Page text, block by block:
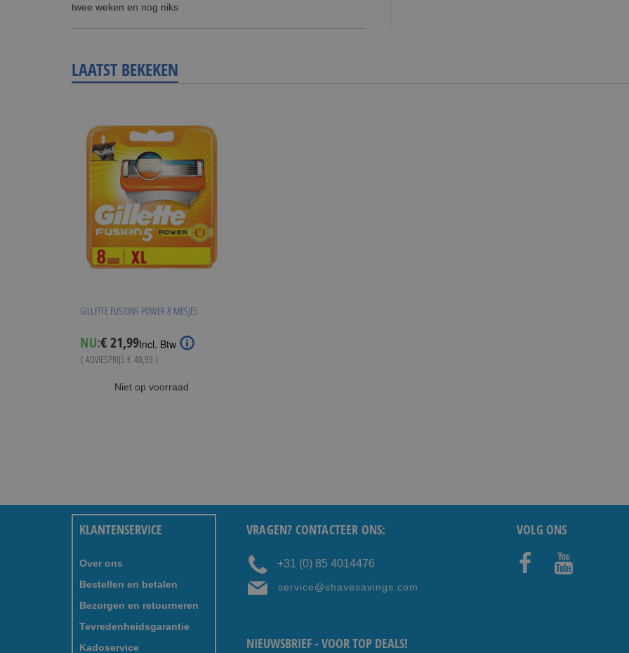
twee weken en nog niks
LAATST BEKEKEN
GILLETTE FUSION5 POWER 8 MESJES
NU:Special
Price
€ 21,99Incl. Btw
( ADVIESPRIJS € 40,99 )
Niet op voorraad
KLANTENSERVICE
Over ons
Bestellen en betalen
Bezorgen en retourneren
Tevredenheidsgarantie
Kadoservice
VRAGEN? CONTACTEER ONS:
+31 (0) 85 4014476
service@shavesavings.com
VOLG ONS
NIEUWSBRIEF - VOOR TOP DEALS!